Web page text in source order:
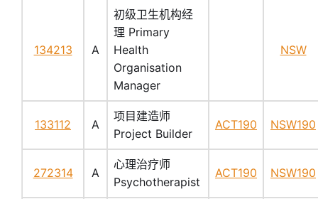
134213 A
初级卫生机构经
理 Primary
Health
Organisation
Manager
NSW
133112 A
项目建造师
Project Builder
ACT190 NSW190
272314 A
心理治疗师
Psychotherapist
ACT190 NSW190